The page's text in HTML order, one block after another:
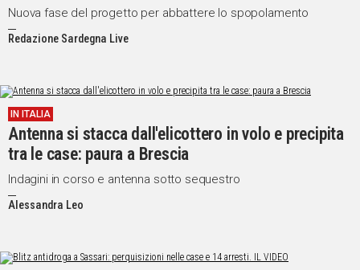
Nuova fase del progetto per abbattere lo spopolamento
Redazione Sardegna Live
IN ITALIA
Antenna si stacca dall'elicottero in volo e precipita
tra le case: paura a Brescia
Indagini in corso e antenna sotto sequestro
Alessandra Leo